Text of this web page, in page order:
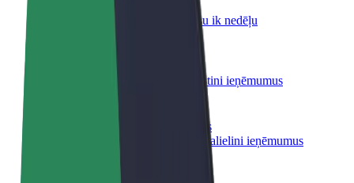
Piegādā ēdienu un saņem izmaksu ik nedēļu
Pievieno restorānu vai veikalu
Sasniedz vairāk klientu un paaugstini ieņēmumus
Reģistrējies kā autoparka īpašnieks
Pievieno savu autoparku Bolt un palielini ieņēmumus